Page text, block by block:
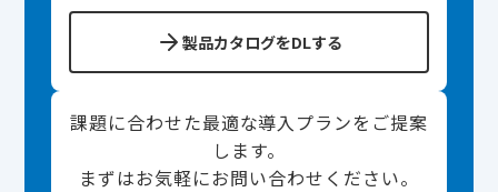
製品カタログをDLする
課題に合わせた最適な導入プランをご提案
します。
まずはお気軽にお問い合わせください。